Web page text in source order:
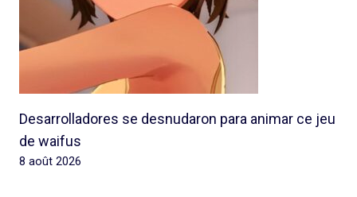
Desarrolladores se desnudaron para animar ce jeu
de waifus
8 août 2026